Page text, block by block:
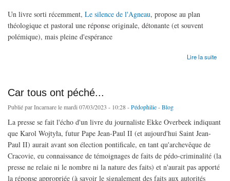
Un livre sorti récemment, Le silence de l'Agneau, propose au plan
théologique et pastoral une réponse originale, détonante (et souvent
polémique), mais pleine d'espérance
Lire la suite
Car tous ont péché...
Publié parIncarnarele mardi 07/03/2023 - 10:28 -Pédophilie-Blog
La presse se fait l'écho d'un livre du journaliste Ekke Overbeek indiquant
que Karol Wojtyła, futur Pape Jean-Paul II (et aujourd'hui Saint Jean-
Paul II) aurait avant son élection pontificale, en tant qu'archevêque de
Cracovie, eu connaissance de témoignages de faits de pédo-criminalité (la
presse ne relaie ni le nombre ni la nature des faits) et n'aurait pas apporté
la réponse appropriée (à savoir le signalement des faits aux autorités